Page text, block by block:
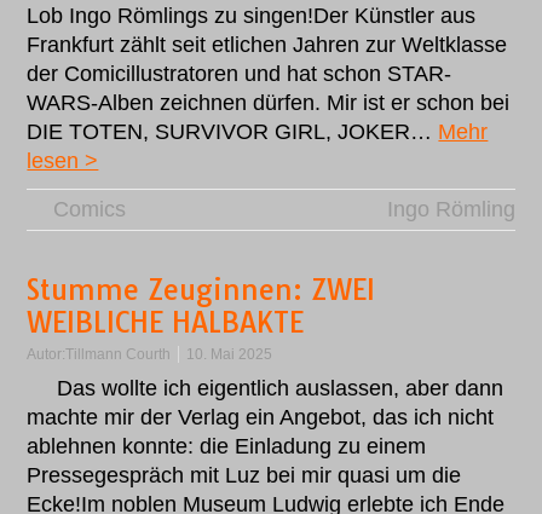
Lob Ingo Römlings zu singen!Der Künstler aus
Frankfurt zählt seit etlichen Jahren zur Weltklasse
der Comicillustratoren und hat schon STAR-
WARS-Alben zeichnen dürfen. Mir ist er schon bei
DIE TOTEN, SURVIVOR GIRL, JOKER… Mehr
lesen >
Comics
Ingo Römling
Stumme Zeuginnen: ZWEI
WEIBLICHE HALBAKTE
Autor:Tillmann Courth 10. Mai 2025
Das wollte ich eigentlich auslassen, aber dann
machte mir der Verlag ein Angebot, das ich nicht
ablehnen konnte: die Einladung zu einem
Pressegespräch mit Luz bei mir quasi um die
Ecke!Im noblen Museum Ludwig erlebte ich Ende